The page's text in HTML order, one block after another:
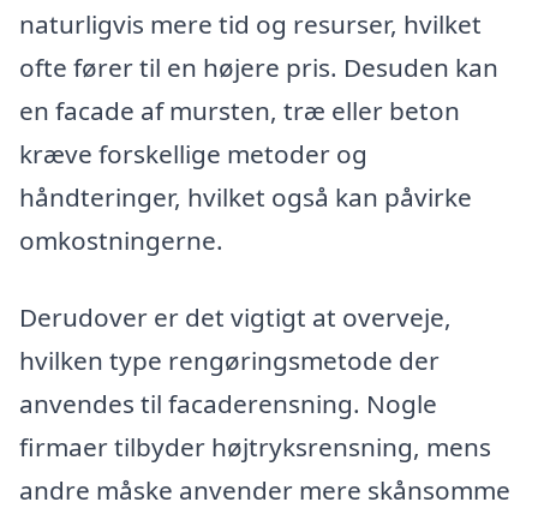
naturligvis mere tid og resurser, hvilket
ofte fører til en højere pris. Desuden kan
en facade af mursten, træ eller beton
kræve forskellige metoder og
håndteringer, hvilket også kan påvirke
omkostningerne.
Derudover er det vigtigt at overveje,
hvilken type rengøringsmetode der
anvendes til facaderensning. Nogle
firmaer tilbyder højtryksrensning, mens
andre måske anvender mere skånsomme